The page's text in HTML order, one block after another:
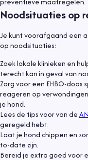
Noodsituaties op
Je kunt voorafgaand een
op noodsituaties:
Zoek lokale klinieken en
terecht kan in geval van
Zorg voor een EHBO-doos
reageren op
je hond.
Lees de tips voor van de
geregeld hebt.
Laat je hond chippen en
to-date zijn.
Bereid je extra goed voor